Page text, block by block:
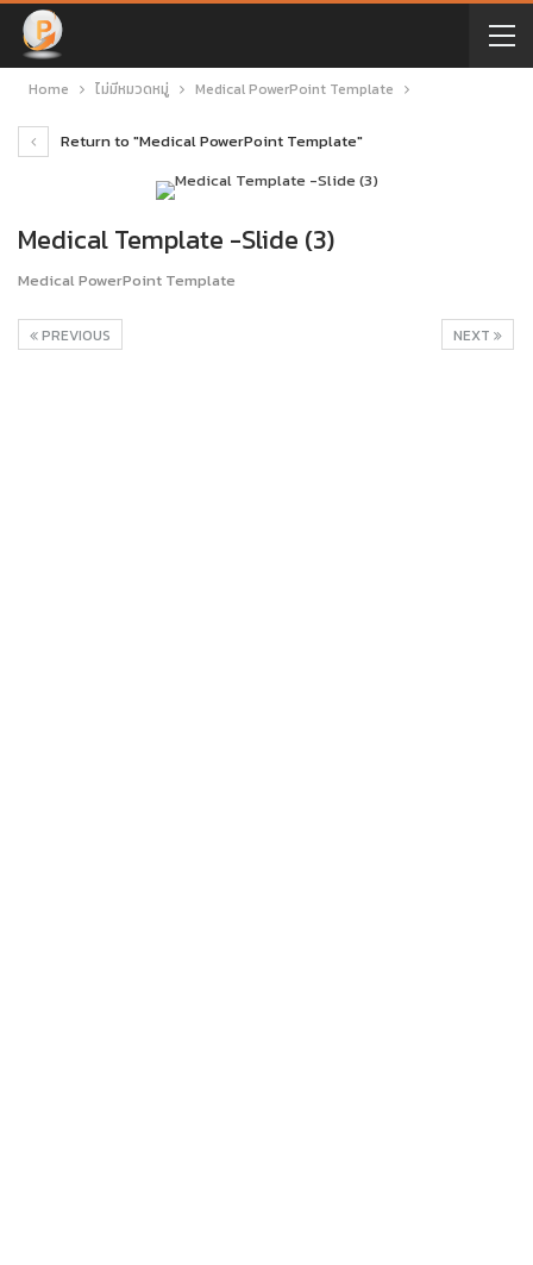
Home ไม่มีหมวดหมู่ Medical PowerPoint Template
Return to "Medical PowerPoint Template"
Medical Template -Slide (3)
Medical PowerPoint Template
NEXT
PREVIOUS